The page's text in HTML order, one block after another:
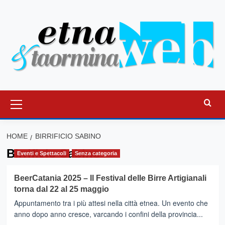
principale
HOME BIRRIFICIO SABINO
Birrificio Sabino
Eventi e Spettacoli Senza categoria
BeerCatania 2025 – Il Festival delle Birre Artigianali
torna dal 22 al 25 maggio
Appuntamento tra i più attesi nella città etnea. Un evento che
anno dopo anno cresce, varcando i confini della provincia...